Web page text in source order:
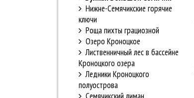
Нижне-Семячикские горячие
ключи
Роща пихты грациозной
Озеро Кроноцкое
Лиственничный лес в бассейне
Кроноцкого озера
Ледники Кроноцкого
полуострова